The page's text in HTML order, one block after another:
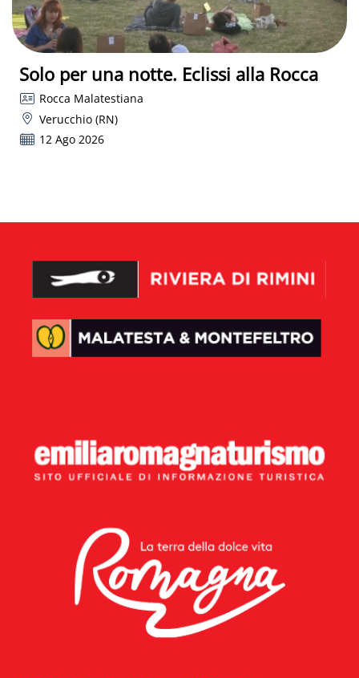
Solo per una notte. Eclissi alla Rocca
Rocca Malatestiana
Verucchio (RN)
12 Ago 2026